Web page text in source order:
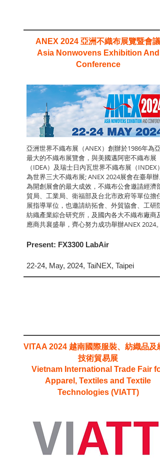
ANEX 2024 亞洲不織布展覽暨會議
Asia Nonwovens Exhibition And
Conference
亞洲世界不織布展（ANEX）創辦於1986年為亞
最大的不織布展覽會，與美國邁阿密不織布展
（IDEA）及瑞士日內瓦世界不織布展（INDEX
為世界三大不織布展; ANEX 2024展會在臺舉辦
為開創展會的最大成效，不織布公會邀請經濟部
貿局、工業局、衛福部及台北市政府等單位擔任
展指導單位，也邀請紡拓會、外貿協會、工研院
紡織產業綜合研究所，及國內各大不織布廠商及
應商共襄盛舉，齊心努力成功舉辦ANEX 2024。
Present: FX3300 LabAir
22-24, May, 2024, TaiNEX, Taipei
VITAA 2024 越南國際服裝、紡織品及
技術貿易展
Vietnam International Trade Fair for
Apparel, Textiles and Textile
Technologies (VIATT)